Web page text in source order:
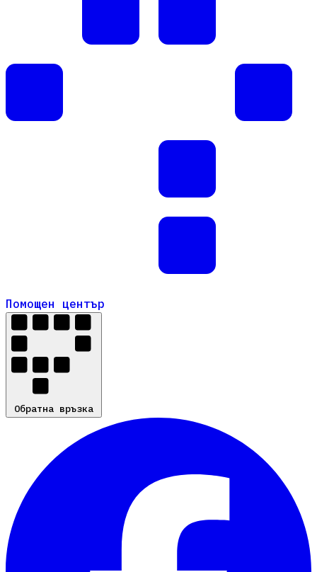
Помощен център
Помощен център
Обратна връзка
Обратна връзка